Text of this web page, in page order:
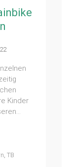
Kinder
, TB